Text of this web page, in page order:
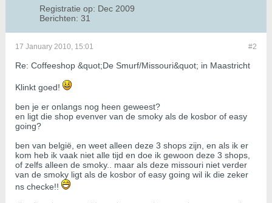
Registratie op: Dec 2009
Berichten: 31
#2
17 January 2010, 15:01
Re: Coffeeshop &quot;De Smurf/Missouri&quot; in Maastricht
Klinkt goed!
ben je er onlangs nog heen geweest?
en ligt die shop evenver van de smoky als de kosbor of easy
going?
ben van belgië, en weet alleen deze 3 shops zijn, en als ik er
kom heb ik vaak niet alle tijd en doe ik gewoon deze 3 shops,
of zelfs alleen de smoky.. maar als deze missouri niet verder
van de smoky ligt als de kosbor of easy going wil ik die zeker
ns checke!!